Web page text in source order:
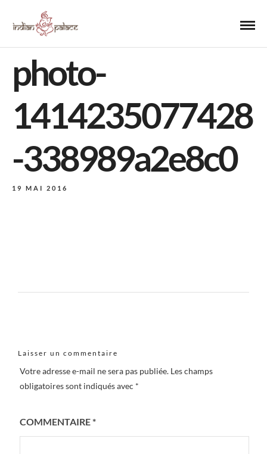
photo-
1414235077428
-338989a2e8c0
19 MAI 2016
Laisser un commentaire
Votre adresse e-mail ne sera pas publiée. Les champs
obligatoires sont indiqués avec *
COMMENTAIRE*